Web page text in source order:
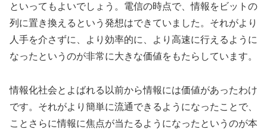
といってもよいでしょう。電信の時点で、情報をビットの
列に置き換えるという発想はできていました。それがより
人手を介さずに、より効率的に、より高速に行えるように
なったというのが非常に大きな価値をもたらしています。
情報化社会とよばれる以前から情報には価値があったわけ
です。それがより簡単に流通できるようになったことで、
ことさらに情報に焦点が当たるようになったというのが本